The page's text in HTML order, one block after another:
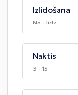
Izlidošana
No - līdz
Naktis
3 - 15